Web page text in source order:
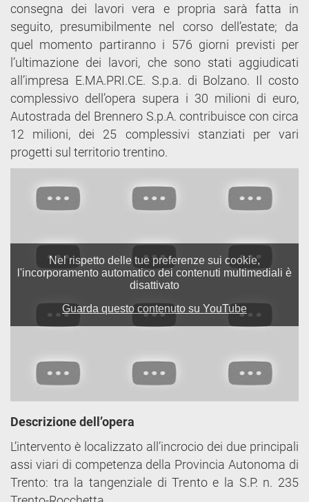
consegna dei lavori vera e propria sarà fatta in
seguito, presumibilmente nel corso dell’estate; da
quel momento partiranno i 576 giorni previsti per
l’ultimazione dei lavori, che sono stati aggiudicati
all’impresa E.MA.PRI.CE. S.p.a. di Bolzano. Il costo
complessivo dell’opera supera i 30 milioni di euro,
Autostrada del Brennero S.p.A. contribuisce con circa
12 milioni, dei 25 complessivi stanziati per vari
progetti sul territorio trentino.
Descrizione dell’opera
L’intervento è localizzato all’incrocio dei due principali
assi viari di competenza della Provincia Autonoma di
Trento: tra la tangenziale di Trento e la S.P. n. 235